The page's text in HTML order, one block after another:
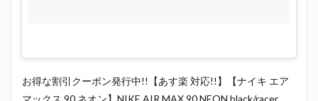
お得な割引クーポン発行中!!【あす楽 対応!!】【ナイキ エア
マックス 90 ネオン】NIKE AIR MAX 90 NEON black/racer